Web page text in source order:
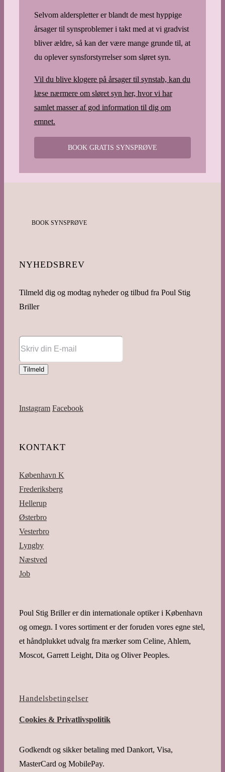
Selvom alderspletter er blandt de mest hyppige
årsager til synsproblemer i takt med at vi gradvist
bliver ældre, så kan der være mange grunde til, at
du oplever synsforstyrrelser som sløret syn.
Vil du blive klogere på årsager til synstab, kan du
læse nærmere om sløret syn her, hvor vi har
samlet masser af god information til dig om
emnet.
BOOK GRATIS SYNSPRØVE
BOOK SYNSPRØVE
NYHEDSBREV
Tilmeld dig og modtag nyheder og tilbud fra Poul Stig
Briller
Instagram Facebook
KONTAKT
København K
Frederiksberg
Hellerup
Østerbro
Vesterbro
Lyngby
Næstved
Job
Poul Stig Briller er din internationale optiker i København
og omegn. I vores sortiment er der foruden vores egne stel,
et håndplukket udvalg fra mærker som Celine, Ahlem,
Moscot, Garrett Leight, Dita og Oliver Peoples.
Handelsbetingelser
Cookies & Privatlivspolitik
Godkendt og sikker betaling med Dankort, Visa,
MasterCard og MobilePay.